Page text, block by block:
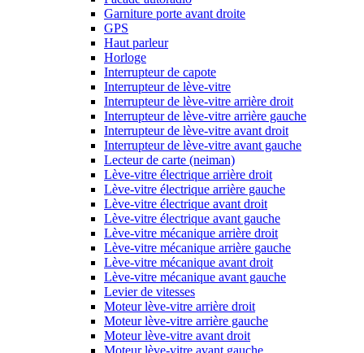
Garniture porte avant droite
GPS
Haut parleur
Horloge
Interrupteur de capote
Interrupteur de lève-vitre
Interrupteur de lève-vitre arrière droit
Interrupteur de lève-vitre arrière gauche
Interrupteur de lève-vitre avant droit
Interrupteur de lève-vitre avant gauche
Lecteur de carte (neiman)
Lève-vitre électrique arrière droit
Lève-vitre électrique arrière gauche
Lève-vitre électrique avant droit
Lève-vitre électrique avant gauche
Lève-vitre mécanique arrière droit
Lève-vitre mécanique arrière gauche
Lève-vitre mécanique avant droit
Lève-vitre mécanique avant gauche
Levier de vitesses
Moteur lève-vitre arrière droit
Moteur lève-vitre arrière gauche
Moteur lève-vitre avant droit
Moteur lève-vitre avant gauche